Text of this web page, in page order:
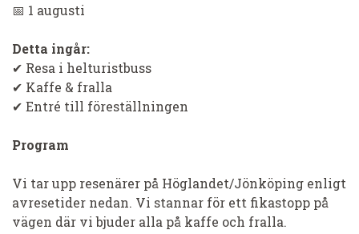
📅 1 augusti
Detta ingår:
✔ Resa i helturistbuss
✔ Kaffe & fralla
✔ Entré till föreställningen
Program
Vi tar upp resenärer på Höglandet/Jönköping enligt
avresetider nedan. Vi stannar för ett fikastopp på
vägen där vi bjuder alla på kaffe och fralla.